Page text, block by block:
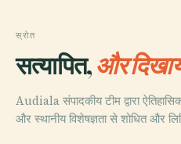
स्रोत
सत्यापित,और
Audiala संपादकीय टीम द्वारा
और स्थानीय विशेषज्ञता से शोधित और